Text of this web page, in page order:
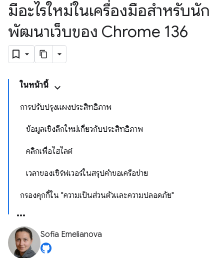
มีอะไรใหม่ในเครื่องมือสำหรับนัก
พัฒนาเว็บของ Chrome 136
ในหน้านี้
การปรับปรุงแผงประสิทธิภาพ
ข้อมูลเชิงลึกใหม่เกี่ยวกับประสิทธิภาพ
คลิกเพื่อไฮไลต์
เวลาของเซิร์ฟเวอร์ในสรุปคำขอเครือข่าย
กรองคุกกี้ใน "ความเป็นส่วนตัวและความปลอดภัย"
Sofia Emelianova